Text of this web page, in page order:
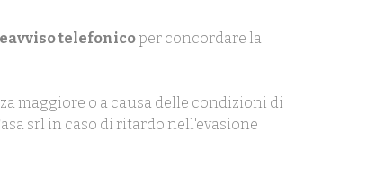
telefonicoper concordare la
maggiore o a causa delle condizioni di
srl in caso di ritardo nell'evasione